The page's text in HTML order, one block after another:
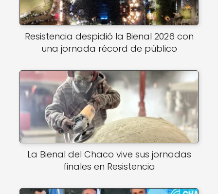
Resistencia despidió la Bienal 2026 con
una jornada récord de público
La Bienal del Chaco vive sus jornadas
finales en Resistencia